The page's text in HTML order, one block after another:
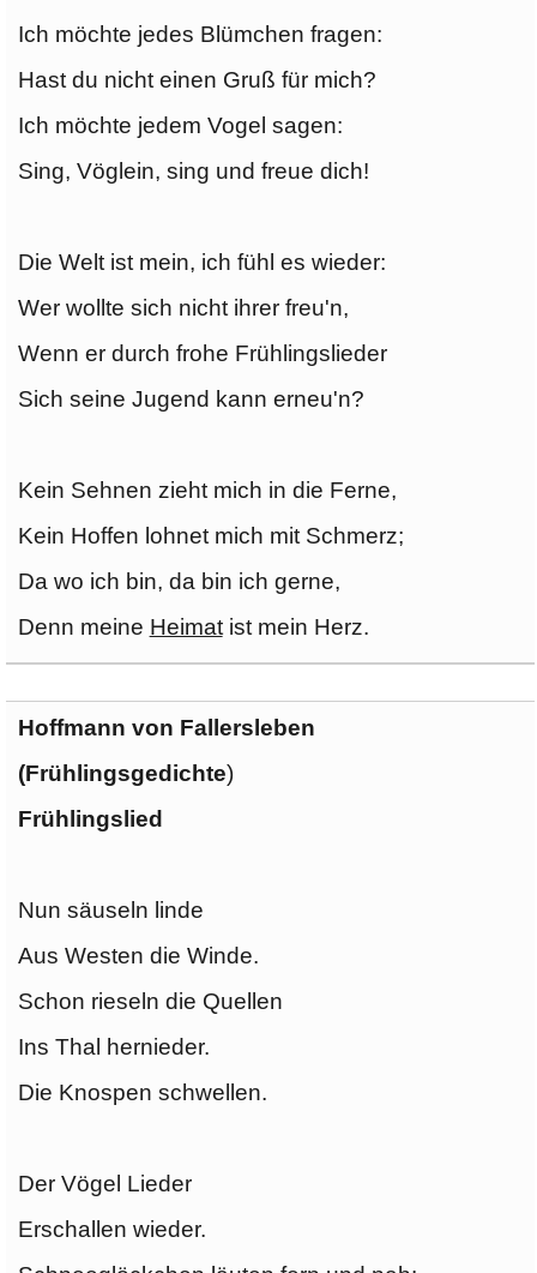
Ich möchte jedes Blümchen fragen:
Hast du nicht einen Gruß für mich?
Ich möchte jedem Vogel sagen:
Sing, Vöglein, sing und freue dich!
Die Welt ist mein, ich fühl es wieder:
Wer wollte sich nicht ihrer freu'n,
Wenn er durch frohe Frühlingslieder
Sich seine Jugend kann erneu'n?
Kein Sehnen zieht mich in die Ferne,
Kein Hoffen lohnet mich mit Schmerz;
Da wo ich bin, da bin ich gerne,
Denn meine Heimatist mein Herz.
Hoffmann von Fallersleben
(Frühlingsgedichte)
Frühlingslied
Nun säuseln linde
Aus Westen die Winde.
Schon rieseln die Quellen
Ins Thal hernieder.
Die Knospen schwellen.
Der Vögel Lieder
Erschallen wieder.